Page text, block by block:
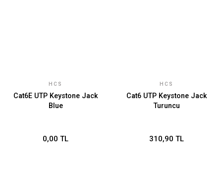
HCS
Cat6E UTP Keystone Jack
Blue
0,00 TL
HCS
Cat6 UTP Keystone Jack
Turuncu
310,90 TL